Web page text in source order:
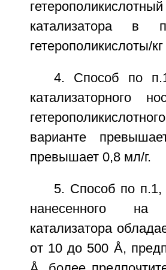
катализатора
гетерополикислоты/
4. Способ по
катализаторного
варианте
превышает 0,8 мл/г.
5. Способ по п.1,
нанесенного на
катализатора
от 10 до 500 Å,